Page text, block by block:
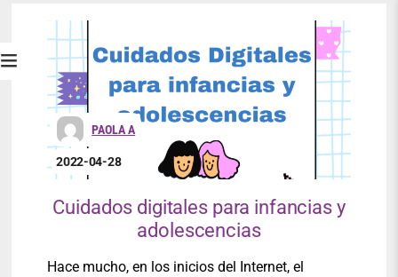
PAOLA A
2022-04-28
Cuidados digitales para infancias y
adolescencias
Hace mucho, en los inicios del Internet, el